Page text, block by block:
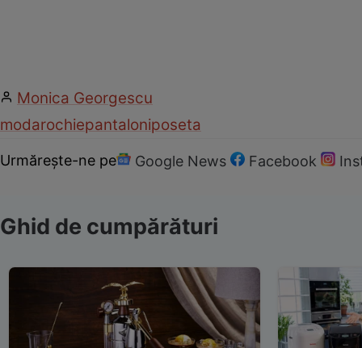
Monica Georgescu
modarochiepantaloniposeta
Urmărește-ne pe Google News Facebook
Ghid de cumpărături